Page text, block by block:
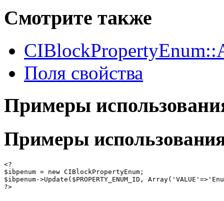
Смотрите также
Поля свойства
Примеры
Примеры
<?
$ibpenum = new CIBlockPropertyEnum;
$ibpenum->Update($PROPERTY_ENUM_ID,
?>